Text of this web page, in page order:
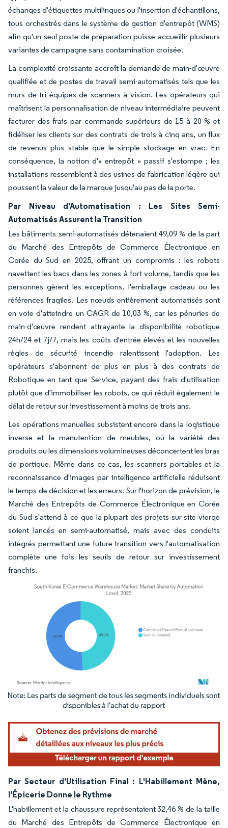
échanges d'étiquettes multilingues ou l'insertion d'échantillons,
tous orchestrés dans le système de gestion d'entrepôt (WMS)
afin qu'un seul poste de préparation puisse accueillir plusieurs
variantes de campagne sans contamination croisée.
La complexité croissante accroît la demande de main-d'œuvre
qualifiée et de postes de travail semi-automatisés tels que les
murs de tri équipés de scanners à vision. Les opérateurs qui
maîtrisent la personnalisation de niveau intermédiaire peuvent
facturer des frais par commande supérieurs de 15 à 20 % et
fidéliser les clients sur des contrats de trois à cinq ans, un flux
de revenus plus stable que le simple stockage en vrac. En
conséquence, la notion d'« entrepôt » passif s'estompe ; les
installations ressemblent à des usines de fabrication légère qui
poussent la valeur de la marque jusqu'au pas de la porte.
Par Niveau d'Automatisation : Les Sites Semi-
Automatisés Assurent la Transition
Les bâtiments semi-automatisés détenaient 49,09 % de la part
du Marché des Entrepôts de Commerce Électronique en
Corée du Sud en 2025, offrant un compromis : les robots
navettent les bacs dans les zones à fort volume, tandis que les
personnes gèrent les exceptions, l'emballage cadeau ou les
références fragiles. Les nœuds entièrement automatisés sont
en voie d'atteindre un CAGR de 10,03 %, car les pénuries de
main-d'œuvre rendent attrayante la disponibilité robotique
24h/24 et 7j/7, mais les coûts d'entrée élevés et les nouvelles
règles de sécurité incendie ralentissent l'adoption. Les
opérateurs s'abonnent de plus en plus à des contrats de
Robotique en tant que Service, payant des frais d'utilisation
plutôt que d'immobiliser les robots, ce qui réduit également le
délai de retour sur investissement à moins de trois ans.
Les opérations manuelles subsistent encore dans la logistique
inverse et la manutention de meubles, où la variété des
produits ou les dimensions volumineuses déconcertent les bras
de portique. Même dans ce cas, les scanners portables et la
reconnaissance d'images par intelligence artificielle réduisent
le temps de décision et les erreurs. Sur l'horizon de prévision, le
Marché des Entrepôts de Commerce Électronique en Corée
du Sud s'attend à ce que la plupart des projets sur site vierge
soient lancés en semi-automatisé, mais avec des conduits
intégrés permettant une future transition vers l'automatisation
complète une fois les seuils de retour sur investissement
franchis.
Image © Mordor Intelligence. La réutilisation nécessite une attribution sous CC BY
Par Secteur d'Utilisation Final : L'Habillement Mène,
l'Épicerie Donne le Rythme
L'habillement et la chaussure représentaient 32,46 % de la taille
du Marché des Entrepôts de Commerce Électronique en